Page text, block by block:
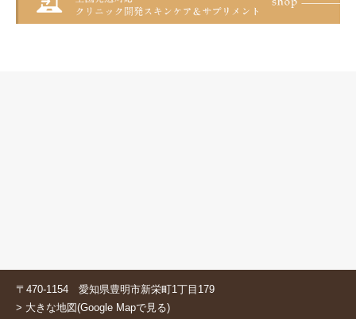
〒470-1154 愛知県豊明市新栄町1丁目179
> 大きな地図(Google Mapで見る)